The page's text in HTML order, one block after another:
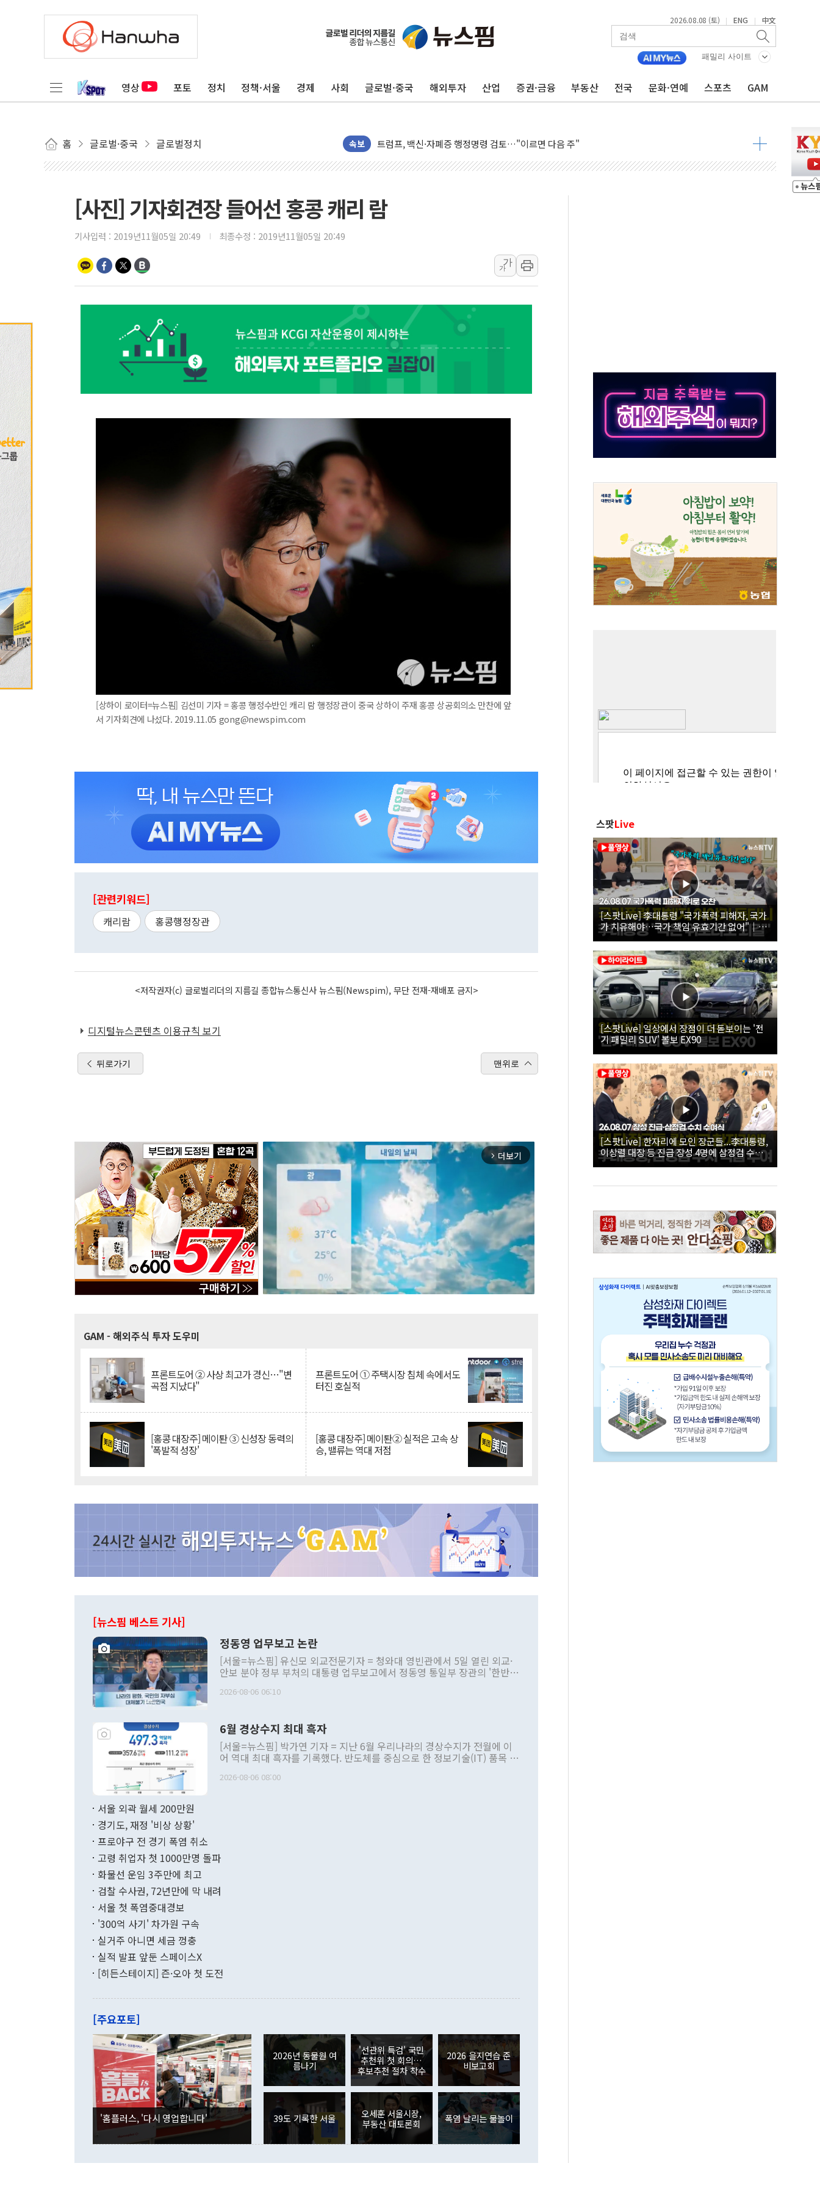
2026.08.08 (토) | ENG | 中文
패밀리 사이트
영상 포토 정치 정책·서울 경제 사회 글로벌·중국 해외투자 산업 증권·금융 부동산 전국 문화·연예 스포츠 GAM
홈 글로벌·중국 글로벌정치 속보
미 연준 매파 기세 꺾이나…고용 감소에 9월 동결 전망 우세
트럼프, 백신·자폐증 행정명령 검토…"이르면 다음 주"
美 항소법원, 백악관 무도회장 공사 중단 명령…트럼프 제동
美 고용 쇼크에 엔화 장중 급등…시장은 "또 개입했나" 촉각
[AI MY 뉴스] 뉴욕 반도체주 프리뷰...美 고용 쇼크에 반도체주 '활짝'
[종합] 美 7월 고용 2만3000명 감소 '쇼크'…9월 금리 인상 기대 후퇴
[사진] 이슬람 수니파 3개국, 공동방위협정 체결
뉴욕증시 개장 전 특징주...아틀라시안·클라우드플레어·태양광주↑ VS 트레이드데스크·웬디스↓
보훈부, 미 DPAA와 MOU… "6·25 미군 실종자 7359명 끝까지 찾겠다"
트럼프 "금리 내려야"…파월 때와 달리 워시엔 톤 낮춰
특정 정치인 측근 포항시 정책특보 내정설...포항시 '시끌'
李 "해남 태양광, 대한민국 다음 100년 밑거름…수도권 집중 완화 전환점"
李 대통령, '6시간 마라톤 부동산 2차 회의' 주재… "전폭적 공급 확대·속도전 총력"
트럼프, 中 겨냥 폴리실리콘 관세 15% 부과…美 태양광주 급등
[사진] 빈살만과 에르도안의 만남
이란와이어 "이란 최고지도자 위독…곧 사망해도 놀랍지 않아"
남동발전, 해남군에 국내 최대 규모 400MW 태양광 착공…여의도 1.6배 규모
[사진] 기자회견장 들어선 홍콩 캐리 람
기사입력 : 2019년11월05일 20:49 최종수정 : 2019년11월05일 20:49
가
가
[상하이 로이터=뉴스핌] 김선미 기자 = 홍콩 행정수반인 캐리 람 행정장관이 중국 상하이 주재 홍콩 상공회의소 만찬에 앞
서 기자회견에 나섰다. 2019.11.05 gong@newspim.com
[관련키워드]
캐리람 홍콩행정장관
<저작권자(c) 글로벌리더의 지름길 종합뉴스통신사 뉴스핌(Newspim), 무단 전재-재배포 금지>
디지털뉴스콘텐츠 이용규칙 보기
뒤로가기 맨위로
arrow_forward_ios 더보기
GAM - 해외주식 투자 도우미
프론트도어 ② 사상 최고가 경신…"변
곡점 지났다"
프론트도어 ① 주택시장 침체 속에서도
터진 호실적
[홍콩 대장주] 메이퇀 ③ 신성장 동력의
'폭발적 성장'
[홍콩 대장주] 메이퇀② 실적은 고속 상
승, 밸류는 역대 저점
[뉴스핌 베스트 기사]
정동영 업무보고 논란
[서울=뉴스핌] 유신모 외교전문기자 = 청와대 영빈관에서 5일 열린 외교·
안보 분야 정부 부처의 대통령 업무보고에서 정동영 통일부 장관의 '한반도
발언 중에는 정부 내 조율을 거치지 않은 사안을 정책으로 추진하겠다고 공
주의적 희망에 근거한 비현실적 구상'이라는 비판을 내놨다. 그동안 정 장
관의 대북 정책 관련 발언이 물의를 빚은 적은 여러 번 있지만 대통령과 유
관 부처 장관이 공개적으로 부정적 입장을 표명한 것은 이례적이다. 정 장
관의 무리한 대북 접근법과 월권을 제어해야 한다는 목소리도 높아지고 있
다. [정동영 통일부 장관이 지난달 23일 오후 서울 종로구 정부서울청사에
무너졌다고도 했다. 또 "현 시점에서 흘러간 선(先)비핵화만 되뇌는 것은
함께 4자 대화의 동력을 확보하기 위해 최선을 다할 것"이라고 말했다. 하
"우리의 선의대로 하는 게 과연 한반도의 평화와 안정에 플러스냐, 결론적
관은 업무보고 사후 브리핑에서 정 장관이 언급한 '4자 회담'에 대해 "이상
이 9월 러시아 블라디보스토크에서 열리는 '동방경제포럼(EEF)'을 언급하
며 "정부 차원에서 (참석을) 검토하고 있다"고 발언한 데 대해서도 조 장관
은 "그것은 외교부의 몫"이라며 "아직 거기까지 진도가 나가지 않았다"고
잘랐다. 정 장관이 이날 소개한 대북 구상과 설명은 정부 내 조율을 거치지
않았다는 점에서 문제가 있다. 특히 주적 표현 대체와 국호 사용, 9·19 군
사합의 복원, 4자회담 추진 등은 통일부 장관이 결정할 사안이 아니어서 월
권이라는 지적이 나오고 있다. 이 대통령은 정 장관의 업무보고를 듣고 난
뒤 "여기 업무보고에 발표했다고 승인난 건 아니다"라고 재차 확인했다. 정
부의 한 소식통은 "정 장관의 발언 내용은 대부분 국가안전보장회의(NSC)
를 거쳐 결정된 사안이 아닌 정 장관의 개인적 생각에 가깝다"며 "안보 관
련 부처 장관이 정부의 공식 정책이 아닌 사안을 추진하겠다고 업무보고를
하고 대통령의 면전에서 '국군통수권자가 나서야 한다'고 주장한 것은 심각
2026-08-06 06:10
6월 경상수지 최대 흑자
[서울=뉴스핌] 박가연 기자 = 지난 6월 우리나라의 경상수지가 전월에 이
어 역대 최대 흑자를 기록했다. 반도체를 중심으로 한 정보기술(IT) 품목 수
료=한국은행] 한국은행이 6일 발표한 '2026년 6월 국제수지(잠정)'에 따르
며 월간 기준 처음으로 1000억달러를 넘어섰다. 상품수입은 644억8000만
196.9% 급증했고 컴퓨터·주변기기(SSD)는 282.7% 증가했다. IT 품목
수출은 160.4% 늘었으며 비IT 품목도 ▲석유제품(47.5%) ▲화공품
기록했지만 지식재산권사용료수지는 전월 흑자에서 4억4000만달러 적자
로 전환됐다. 본원소득수지는 배당소득을 중심으로 32억7000만달러 흑자
는 배당수입이 늘어난 데다 전월 분기배당에 따른 기저효과로 배당지급이
였던 올해 3월(369억9000만달러)을 넘어선 것이다. 직접투자에서는 내국
인의 해외투자가 80억1000만달러, 외국인의 국내투자가 46억3000만달러
각각 증가했다. 증권투자에서는 외국인의 국내 주식 매도세가 이어졌다. 외
국인의 국내 주식 투자는 차익실현 매도 등의 영향으로 316억1000만달러
감소하며 전월(-310억5000만달러)에 이어 역대 최대 순매도 기록을 다시
경신했다. 외국인의 국내 채권투자는 세계국채지수(WGBI) 자금 유입에도
분기 말 만기도래 영향으로 증가 폭이 줄어든 52억9000만달러를 기록했
다. 내국인의 해외 증권투자는 주식을 중심으로 35억6000만달러 증가했
다. eoyn2@newspim.com
2026-08-06 08:00
서울 외곽 월세 200만원
경기도, 재정 '비상 상황'
프로야구 전 경기 폭염 취소
고령 취업자 첫 1000만명 돌파
화물선 운임 3주만에 최고
검찰 수사권, 72년만에 막 내려
서울 첫 폭염중대경보
'300억 사기' 차가원 구속
실거주 아니면 세금 껑충
실적 발표 앞둔 스페이스X
[히든스테이지] 즌·오아 첫 도전
[주요포토]
'홈플러스, '다시 영업합니다'
2026년 동물원 여
름나기
'선관위 특검' 국민
추천위 첫 회의…
후보추천 절차 착수
2026 을지연습 준
비보고회
39도 기록한 서울
오세훈 서울시장,
부동산 대토론회
폭염 날리는 물놀이
스팟Live
[스팟Live] 李대통령 "국가폭력 피해자, 국가
가 치유해야…국가 책임 유효기간 없어"｜
26.08.07 국가폭력 피해자 위로 오찬
[스팟Live] 일상에서 장점이 더 돋보이는 '전
기 패밀리 SUV' 볼보 EX90
[스팟Live] 한자리에 모인 장군들...李대통령,
이상렬 대장 등 진급 장성 4명에 삼정검 수치
직접 수여｜26.08.07 장성 진급·삼정검 수치